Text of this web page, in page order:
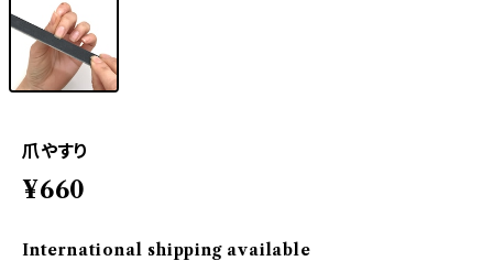
爪やすり
¥660
International shipping available